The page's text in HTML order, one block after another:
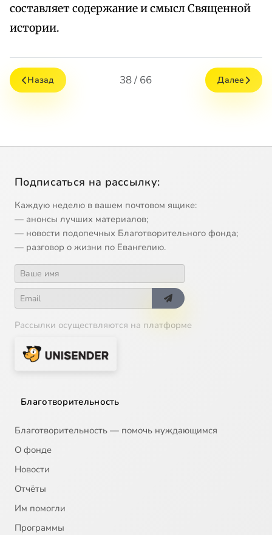
составляет содержание и смысл Священной
истории.
Назад 38 / 66 Далее
Подписаться на рассылку:
Каждую неделю в вашем почтовом ящике:
— анонсы лучших материалов;
— новости подопечных Благотворительного фонда;
— разговор о жизни по Евангелию.
Рассылки осуществляются на платформе
Благотворительность
Благотворительность — помочь нуждающимся
О фонде
Новости
Отчёты
Им помогли
Программы